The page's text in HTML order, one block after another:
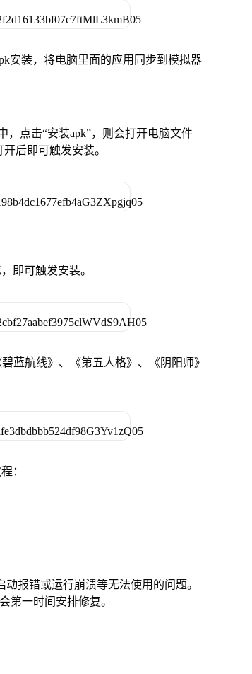
安装，将电脑里面的应用同步到模拟器
，点击“安装apk”，则会打开电脑文件
后即可触发安装。
即可触发安装。
蓝航线》、《第五人格》、《阴阳师》
：
报错或运行崩溃等无法使用的问题。
第一时间安排修复。